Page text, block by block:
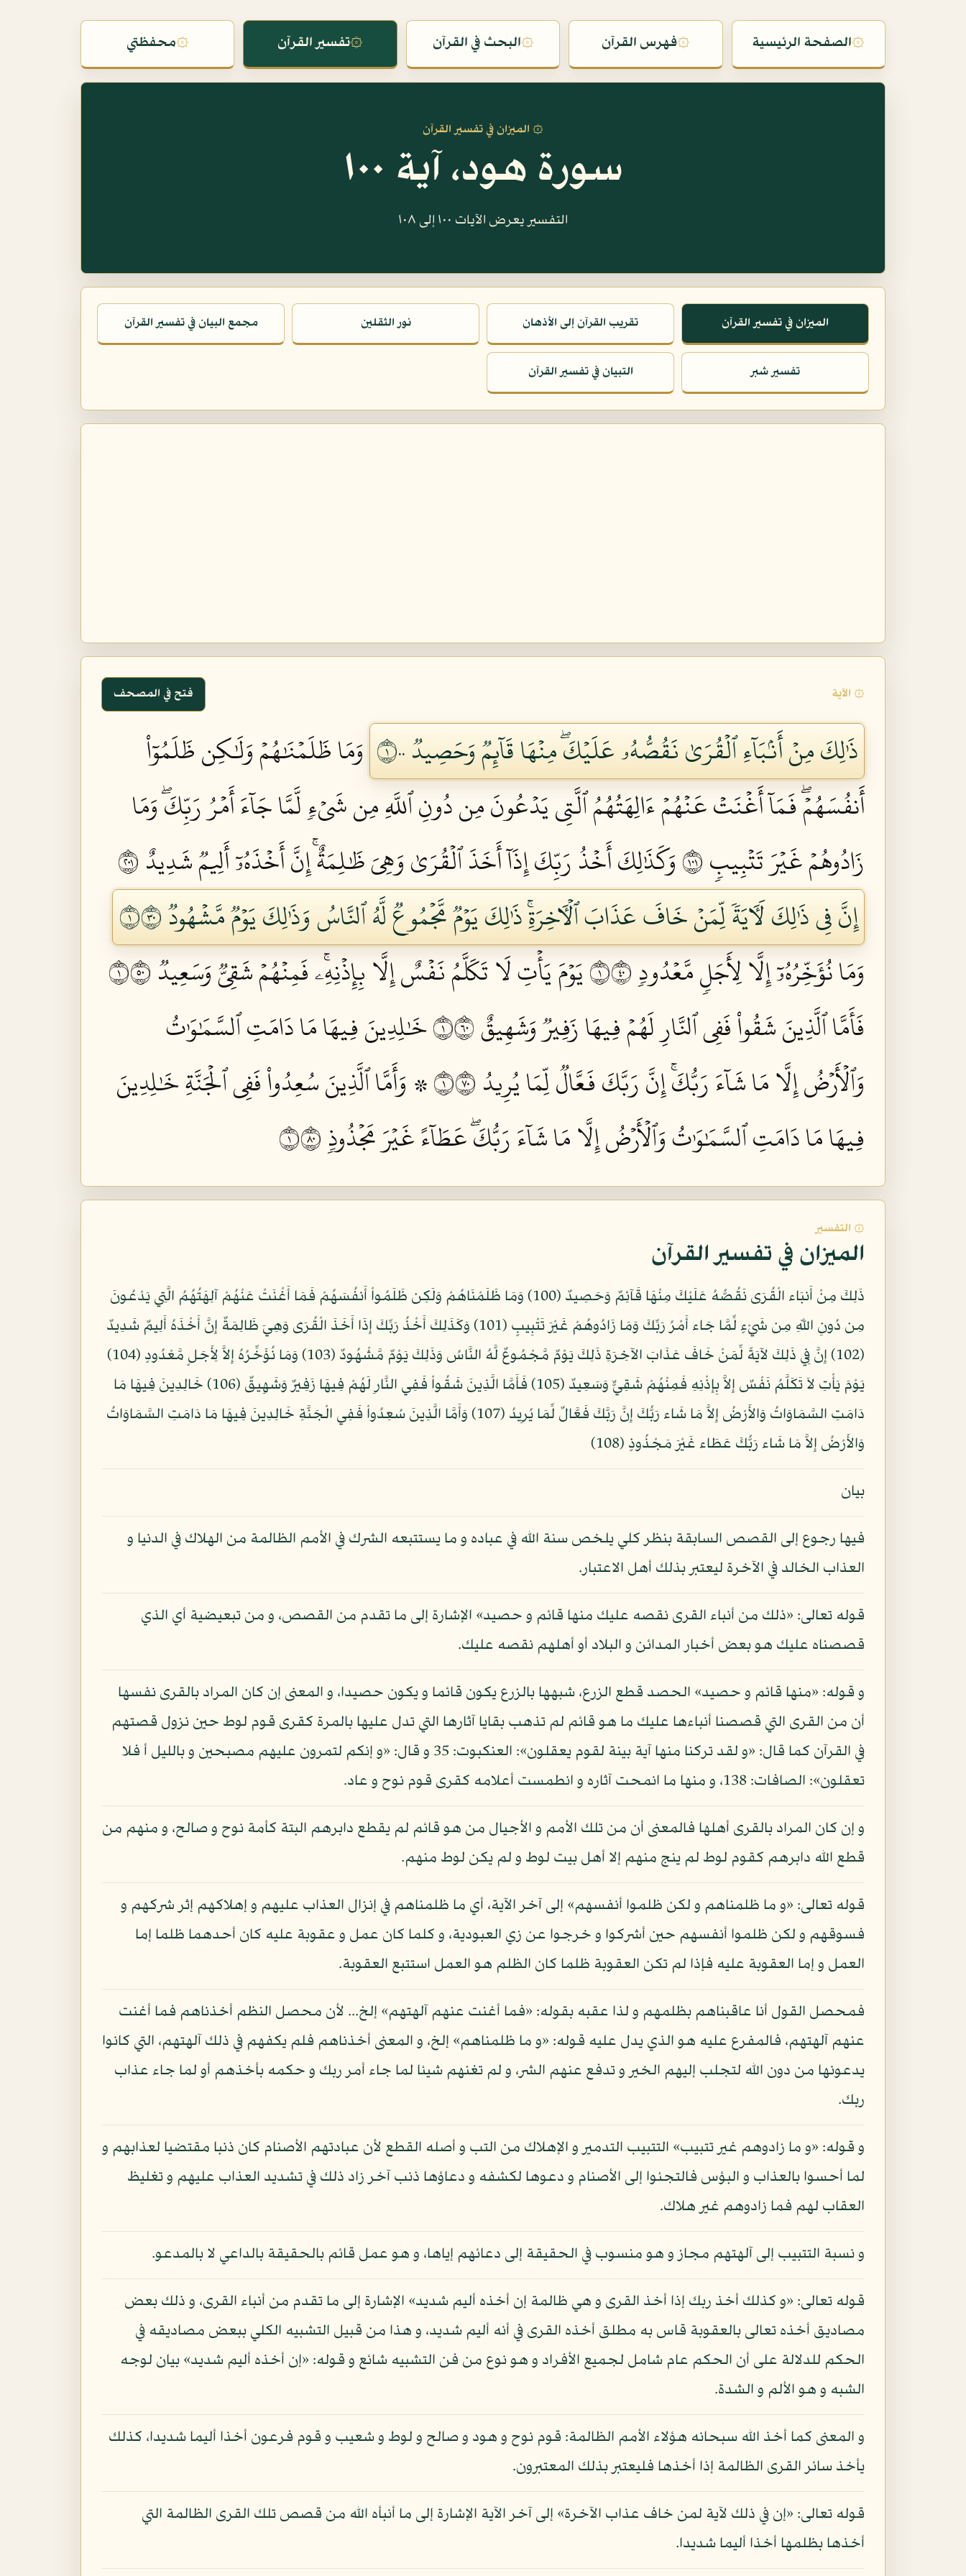
۞الصفحة الرئيسية ۞فهرس القرآن ۞البحث في القرآن ۞تفسير القرآن ۞محفظتي
۞ الميزان في تفسير القرآن
سورة هود، آية ١٠٠
التفسير يعرض الآيات ١٠٠ إلى ١٠٨
الميزان في تفسير القرآن تقريب القرآن إلى الأذهان نور الثقلين مجمع البيان في تفسير القرآن
تفسير شبر التبيان في تفسير القرآن
۞ الآية فتح في المصحف
ذَٰلِكَ مِنۡ أَنۢبَآءِ ٱلۡقُرَىٰ نَقُصُّهُۥ عَلَيۡكَۖ مِنۡهَا قَآئِمٞ وَحَصِيدٞ ١٠٠
وَمَا ظَلَمۡنَٰهُمۡ وَلَٰكِن ظَلَمُوٓاْ
أَنفُسَهُمۡۖ فَمَآ أَغۡنَتۡ عَنۡهُمۡ ءَالِهَتُهُمُ ٱلَّتِي يَدۡعُونَ مِن دُونِ ٱللَّهِ مِن شَيۡءٖ لَّمَّا جَآءَ أَمۡرُ رَبِّكَۖ وَمَا
زَادُوهُمۡ غَيۡرَ تَتۡبِيبٖ ١٠١
وَكَذَٰلِكَ أَخۡذُ رَبِّكَ إِذَآ أَخَذَ ٱلۡقُرَىٰ وَهِيَ ظَٰلِمَةٌۚ إِنَّ أَخۡذَهُۥٓ أَلِيمٞ شَدِيدٌ ١٠٢
إِنَّ فِي ذَٰلِكَ لَأٓيَةٗ لِّمَنۡ خَافَ عَذَابَ ٱلۡأٓخِرَةِۚ ذَٰلِكَ يَوۡمٞ مَّجۡمُوعٞ لَّهُ ٱلنَّاسُ وَذَٰلِكَ يَوۡمٞ مَّشۡهُودٞ ١٠٣
وَمَا نُؤَخِّرُهُۥٓ إِلَّا لِأَجَلٖ مَّعۡدُودٖ ١٠٤
يَوۡمَ يَأۡتِ لَا تَكَلَّمُ نَفۡسٌ إِلَّا بِإِذۡنِهِۦۚ فَمِنۡهُمۡ شَقِيّٞ وَسَعِيدٞ ١٠٥
فَأَمَّا ٱلَّذِينَ شَقُواْ فَفِي ٱلنَّارِ لَهُمۡ فِيهَا زَفِيرٞ وَشَهِيقٌ ١٠٦
خَٰلِدِينَ فِيهَا مَا دَامَتِ ٱلسَّمَٰوَٰتُ
وَٱلۡأَرۡضُ إِلَّا مَا شَآءَ رَبُّكَۚ إِنَّ رَبَّكَ فَعَّالٞ لِّمَا يُرِيدُ ١٠٧
۞ وَأَمَّا ٱلَّذِينَ سُعِدُواْ فَفِي ٱلۡجَنَّةِ خَٰلِدِينَ
فِيهَا مَا دَامَتِ ٱلسَّمَٰوَٰتُ وَٱلۡأَرۡضُ إِلَّا مَا شَآءَ رَبُّكَۖ عَطَآءً غَيۡرَ مَجۡذُوذٖ ١٠٨
۞ التفسير
الميزان في تفسير القرآن
ذَلِكَ مِنْ أَنبَاء الْقُرَى نَقُصُّهُ عَلَيْكَ مِنْهَا قَآئِمٌ وَحَصِيدٌ (100) وَمَا ظَلَمْنَاهُمْ وَلَكِن ظَلَمُواْ أَنفُسَهُمْ فَمَا أَغْنَتْ عَنْهُمْ آلِهَتُهُمُ الَّتِي يَدْعُونَ
مِن دُونِ اللّهِ مِن شَيْءٍ لِّمَّا جَاء أَمْرُ رَبِّكَ وَمَا زَادُوهُمْ غَيْرَ تَتْبِيبٍ (101) وَكَذَلِكَ أَخْذُ رَبِّكَ إِذَا أَخَذَ الْقُرَى وَهِيَ ظَالِمَةٌ إِنَّ أَخْذَهُ أَلِيمٌ شَدِيدٌ
(102) إِنَّ فِي ذَلِكَ لآيَةً لِّمَنْ خَافَ عَذَابَ الآخِرَةِ ذَلِكَ يَوْمٌ مَّجْمُوعٌ لَّهُ النَّاسُ وَذَلِكَ يَوْمٌ مَّشْهُودٌ (103) وَمَا نُؤَخِّرُهُ إِلاَّ لِأَجَلٍ مَّعْدُودٍ (104)
يَوْمَ يَأْتِ لاَ تَكَلَّمُ نَفْسٌ إِلاَّ بِإِذْنِهِ فَمِنْهُمْ شَقِيٌّ وَسَعِيدٌ (105) فَأَمَّا الَّذِينَ شَقُواْ فَفِي النَّارِ لَهُمْ فِيهَا زَفِيرٌ وَشَهِيقٌ (106) خَالِدِينَ فِيهَا مَا
دَامَتِ السَّمَاوَاتُ وَالأَرْضُ إِلاَّ مَا شَاء رَبُّكَ إِنَّ رَبَّكَ فَعَّالٌ لِّمَا يُرِيدُ (107) وَأَمَّا الَّذِينَ سُعِدُواْ فَفِي الْجَنَّةِ خَالِدِينَ فِيهَا مَا دَامَتِ السَّمَاوَاتُ
وَالأَرْضُ إِلاَّ مَا شَاء رَبُّكَ عَطَاء غَيْرَ مَجْذُوذٍ (108)
بيان
فيها رجوع إلى القصص السابقة بنظر كلي يلخص سنة الله في عباده و ما يستتبعه الشرك في الأمم الظالمة من الهلاك في الدنيا و
العذاب الخالد في الآخرة ليعتبر بذلك أهل الاعتبار.
قوله تعالى: «ذلك من أنباء القرى نقصه عليك منها قائم و حصيد» الإشارة إلى ما تقدم من القصص، و من تبعيضية أي الذي
قصصناه عليك هو بعض أخبار المدائن و البلاد أو أهلهم نقصه عليك.
و قوله: «منها قائم و حصيد» الحصد قطع الزرع، شبهها بالزرع يكون قائما و يكون حصيدا، و المعنى إن كان المراد بالقرى نفسها
أن من القرى التي قصصنا أنباءها عليك ما هو قائم لم تذهب بقايا آثارها التي تدل عليها بالمرة كقرى قوم لوط حين نزول قصتهم
في القرآن كما قال: «و لقد تركنا منها آية بينة لقوم يعقلون»: العنكبوت: 35 و قال: «و إنكم لتمرون عليهم مصبحين و بالليل أ فلا
تعقلون»: الصافات: 138، و منها ما انمحت آثاره و انطمست أعلامه كقرى قوم نوح و عاد.
و إن كان المراد بالقرى أهلها فالمعنى أن من تلك الأمم و الأجيال من هو قائم لم يقطع دابرهم البتة كأمة نوح و صالح، و منهم من
قطع الله دابرهم كقوم لوط لم ينج منهم إلا أهل بيت لوط و لم يكن لوط منهم.
قوله تعالى: «و ما ظلمناهم و لكن ظلموا أنفسهم» إلى آخر الآية، أي ما ظلمناهم في إنزال العذاب عليهم و إهلاكهم إثر شركهم و
فسوقهم و لكن ظلموا أنفسهم حين أشركوا و خرجوا عن زي العبودية، و كلما كان عمل و عقوبة عليه كان أحدهما ظلما إما
العمل و إما العقوبة عليه فإذا لم تكن العقوبة ظلما كان الظلم هو العمل استتبع العقوبة.
فمحصل القول أنا عاقبناهم بظلمهم و لذا عقبه بقوله: «فما أغنت عنهم آلهتهم» إلخ... لأن محصل النظم أخذناهم فما أغنت
عنهم آلهتهم، فالمفرع عليه هو الذي يدل عليه قوله: «و ما ظلمناهم» إلخ، و المعنى أخذناهم فلم يكفهم في ذلك آلهتهم، التي كانوا
يدعونها من دون الله لتجلب إليهم الخير و تدفع عنهم الشر، و لم تغنهم شيئا لما جاء أمر ربك و حكمه بأخذهم أو لما جاء عذاب
ربك.
و قوله: «و ما زادوهم غير تتبيب» التتبيب التدمير و الإهلاك من التب و أصله القطع لأن عبادتهم الأصنام كان ذنبا مقتضيا لعذابهم و
لما أحسوا بالعذاب و البؤس فالتجئوا إلى الأصنام و دعوها لكشفه و دعاؤها ذنب آخر زاد ذلك في تشديد العذاب عليهم و تغليظ
العقاب لهم فما زادوهم غير هلاك.
و نسبة التتبيب إلى آلهتهم مجاز و هو منسوب في الحقيقة إلى دعائهم إياها، و هو عمل قائم بالحقيقة بالداعي لا بالمدعو.
قوله تعالى: «و كذلك أخذ ربك إذا أخذ القرى و هي ظالمة إن أخذه أليم شديد» الإشارة إلى ما تقدم من أنباء القرى، و ذلك بعض
مصاديق أخذه تعالى بالعقوبة قاس به مطلق أخذه القرى في أنه أليم شديد، و هذا من قبيل التشبيه الكلي ببعض مصاديقه في
الحكم للدلالة على أن الحكم عام شامل لجميع الأفراد و هو نوع من فن التشبيه شائع و قوله: «إن أخذه أليم شديد» بيان لوجه
الشبه و هو الألم و الشدة.
و المعنى كما أخذ الله سبحانه هؤلاء الأمم الظالمة: قوم نوح و هود و صالح و لوط و شعيب و قوم فرعون أخذا أليما شديدا، كذلك
يأخذ سائر القرى الظالمة إذا أخذها فليعتبر بذلك المعتبرون.
قوله تعالى: «إن في ذلك لآية لمن خاف عذاب الآخرة» إلى آخر الآية الإشارة إلى ما أنبأه الله من قصص تلك القرى الظالمة التي
أخذها بظلمها أخذا أليما شديدا.